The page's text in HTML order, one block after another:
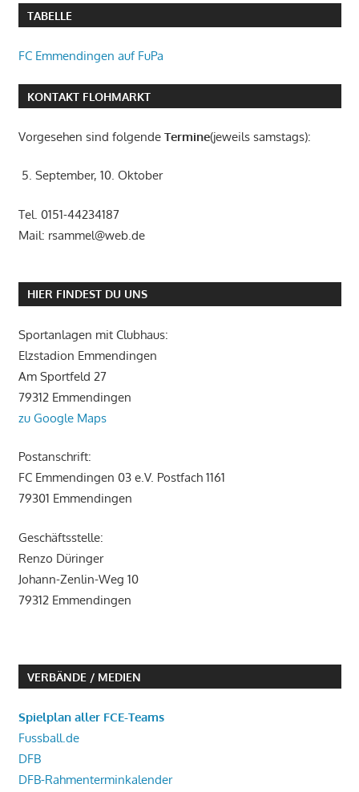
TABELLE
FC Emmendingen auf FuPa
KONTAKT FLOHMARKT
Vorgesehen sind folgende Termine(jeweils samstags):
5. September, 10. Oktober
Tel. 0151-44234187
Mail: rsammel@web.de
HIER FINDEST DU UNS
Sportanlagen mit Clubhaus:
Elzstadion Emmendingen
Am Sportfeld 27
79312 Emmendingen
zu Google Maps
Postanschrift:
FC Emmendingen 03 e.V. Postfach 1161
79301 Emmendingen
Geschäftsstelle:
Renzo Düringer
Johann-Zenlin-Weg 10
79312 Emmendingen
VERBÄNDE / MEDIEN
Spielplan aller FCE-Teams
Fussball.de
DFB
DFB-Rahmenterminkalender